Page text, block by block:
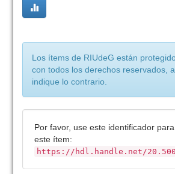
Los ítems de RIUdeG están
con todos los derechos reservados,
indique lo contrario.
Por favor, use este identificador
este ítem:
https://hdl.handle.net/